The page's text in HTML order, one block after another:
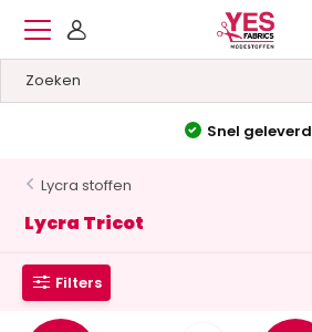
Hoge kwaliteit&
Lycra stoffen
Lycra Tricot
Filters